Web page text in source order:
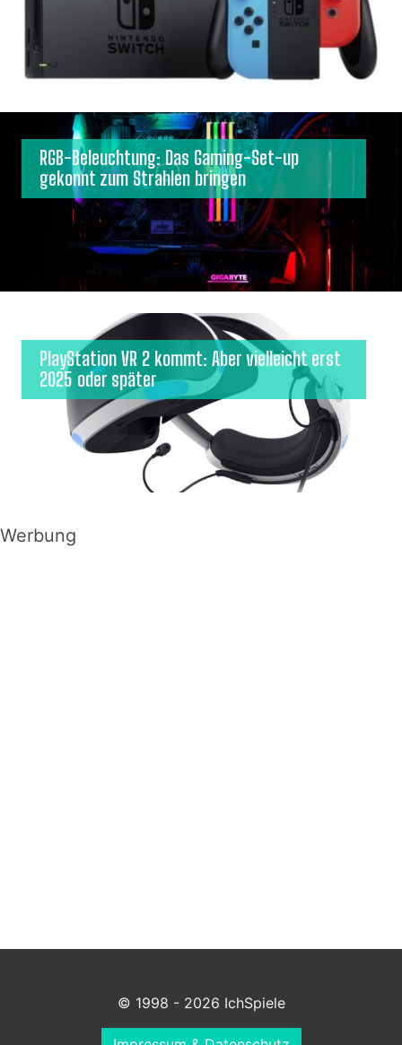
RGB-Beleuchtung: Das Gaming-Set-up
gekonnt zum Strahlen bringen
PlayStation VR 2 kommt: Aber vielleicht erst
2025 oder später
Werbung
© 1998 - 2026 IchSpiele